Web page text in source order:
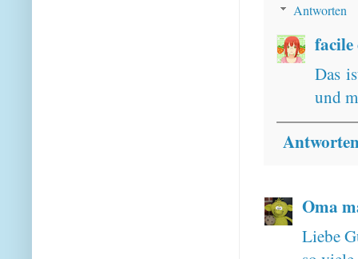
Antworten
facile
Das
und
Oma
Liebe